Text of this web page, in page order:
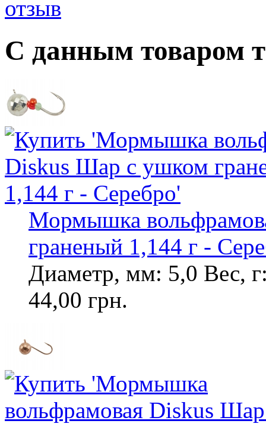
С данным товаром
Мормышка
граненый 1,144 г -
Диаметр, мм: 5,0 Вес,
44,00 грн.